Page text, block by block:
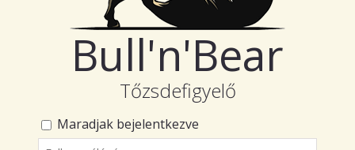
Bull'n'Bear
Tőzsdefigyelő
Maradjak bejelentkezve
Felhasználónév